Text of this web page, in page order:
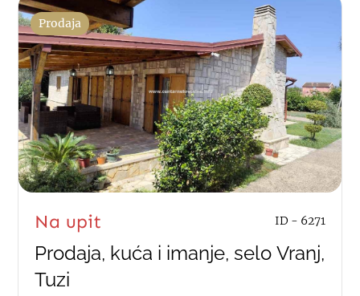
Prodaja
Na upit ID - 6271
Prodaja, kuća i imanje, selo Vranj,
Tuzi